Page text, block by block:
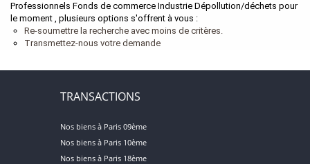
Professionnels Fonds de commerce Industrie Dépollution/déchets pour
le moment , plusieurs options s'offrent à vous :
Re-soumettre la recherche avec moins de critères.
Transmettez-nous votre demande
TRANSACTIONS
Nos biens à Paris 09ème
Nos biens à Paris 10ème
Nos biens à Paris 18ème